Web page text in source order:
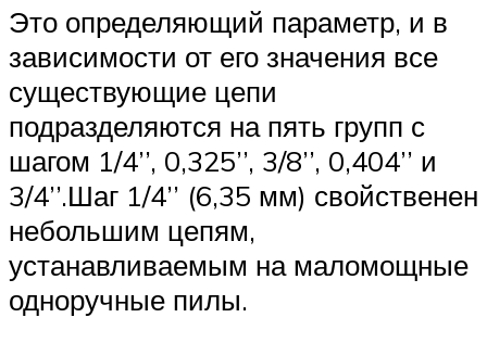
Это определяющий параметр, и в
зависимости от его значения все
существующие цепи
подразделяются на пять групп с
шагом 1/4’’, 0,325’’, 3/8’’, 0,404’’ и
3/4’’.Шаг 1/4’’ (6,35 мм) свойственен
небольшим цепям,
устанавливаемым на маломощные
одноручные пилы.